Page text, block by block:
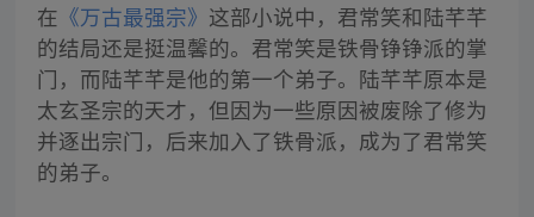
在 《万古最强宗》 这部小说中，君常笑和陆芊芊
的结局还是挺温馨的。君常笑是铁骨铮铮派的掌
门，而陆芊芊是他的第一个弟子。陆芊芊原本是
太玄圣宗的天才，但因为一些原因被废除了修为
并逐出宗门，后来加入了铁骨派，成为了君常笑
的弟子。